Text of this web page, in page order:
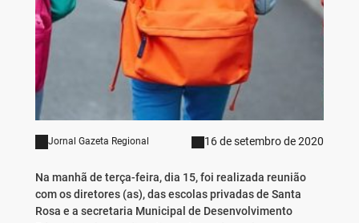
Jornal Gazeta Regional 16 de setembro de 2020
Na manhã de terça-feira, dia 15, foi realizada reunião
com os diretores (as), das escolas privadas de Santa
Rosa e a secretaria Municipal de Desenvolvimento